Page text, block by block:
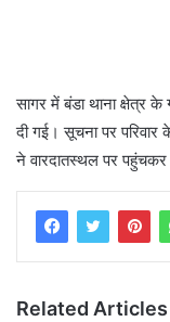
सागर में बंडा थाना क्षेत्र के
दी गई। सूचना पर
ने वारदातस्थल पर पहुंचकर
Related Articles